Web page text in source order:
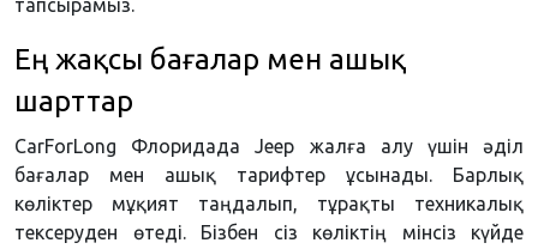
тапсырамыз.
Ең жақсы бағалар мен ашық
шарттар
CarForLong Флоридада Jeep жалға алу үшін әділ
бағалар мен ашық тарифтер ұсынады. Барлық
көліктер мұқият таңдалып, тұрақты техникалық
тексеруден өтеді. Бізбен сіз көліктің мінсіз күйде